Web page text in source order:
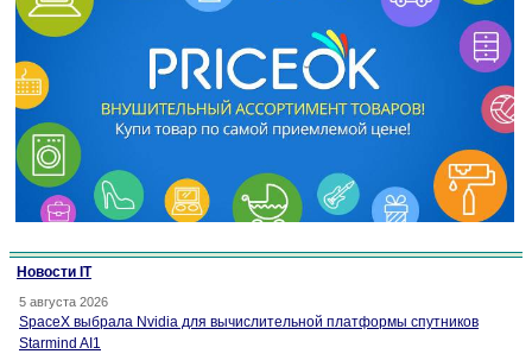
Новости IT
5 августа 2026
SpaceX выбрала Nvidia для вычислительной платформы спутников
Starmind AI1